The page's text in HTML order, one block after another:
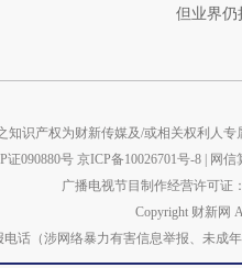
但业界仍
知识产权为财新传媒及/或相关权利人
证090880号 京ICP备10026701号-8
网信
广播电视节目制作经营许可证
Copyright 财新网
话（涉网络暴力有害信息举报、未成